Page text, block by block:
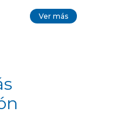
Ver más